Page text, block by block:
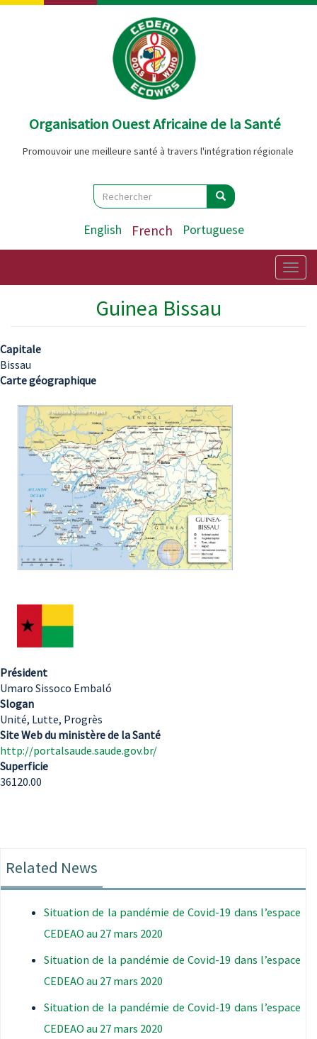
Aller
Organisation Ouest Africaine de la Santé
Promouvoir une meilleure santé à travers l'intégration régionale
Search
Rechercher Rechercher
English French Portuguese
Guinea Bissau
Capitale
Bissau
Carte géographique
Image
Président
Umaro Sissoco Embaló
Slogan
Unité, Lutte, Progrès
Site Web du ministère de la Santé
http://portalsaude.saude.gov.br/
Superficie
36120.00
Related News
Situation de la pandémie de Covid-19 dans l’espace
CEDEAO au 27 mars 2020
Situation de la pandémie de Covid-19 dans l’espace
CEDEAO au 27 mars 2020
Situation de la pandémie de Covid-19 dans l’espace
CEDEAO au 27 mars 2020